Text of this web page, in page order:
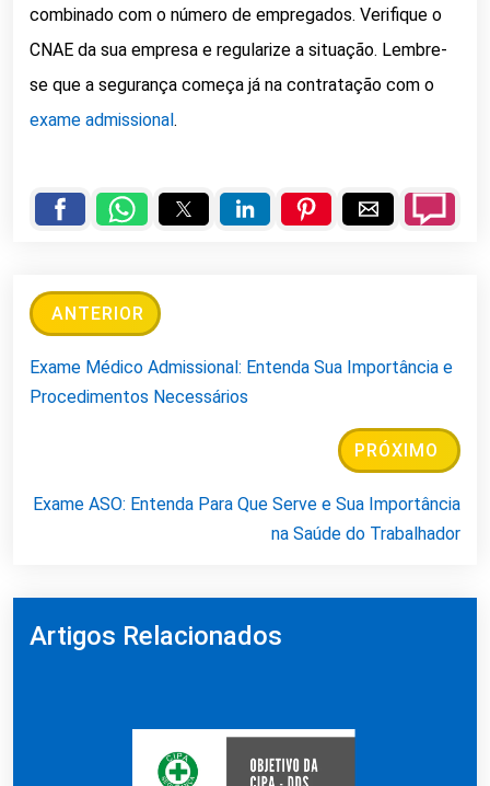
combinado com o número de empregados. Verifique o
CNAE da sua empresa e regularize a situação. Lembre-
se que a segurança começa já na contratação com o
exame admissional .
ANTERIOR
Exame Médico Admissional: Entenda Sua Importância e
Procedimentos Necessários
PRÓXIMO
Exame ASO: Entenda Para Que Serve e Sua Importância
na Saúde do Trabalhador
Artigos Relacionados